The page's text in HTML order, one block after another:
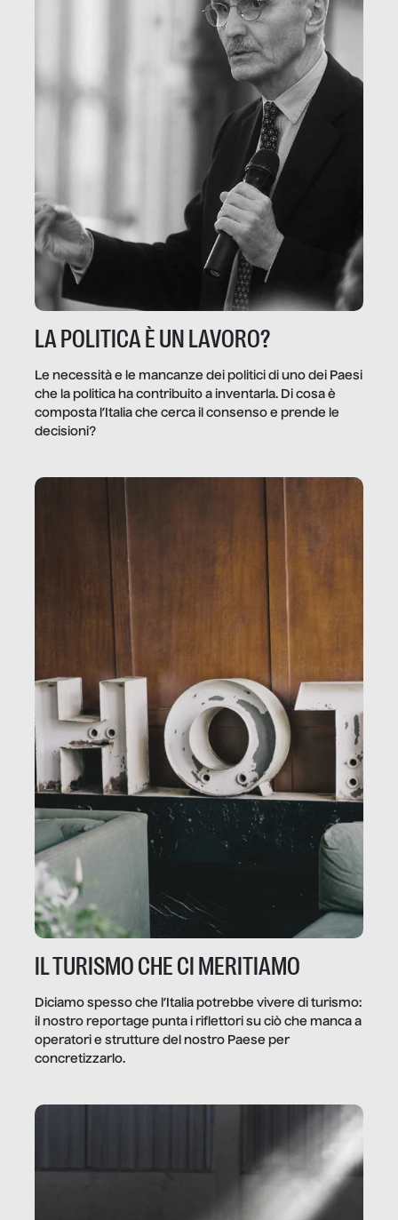
LA POLITICA È UN LAVORO?
Le necessità e le mancanze dei politici di uno dei Paesi
che la politica ha contribuito a inventarla. Di cosa è
composta l’Italia che cerca il consenso e prende le
decisioni?
IL TURISMO CHE CI MERITIAMO
Diciamo spesso che l’Italia potrebbe vivere di turismo:
il nostro reportage punta i riflettori su ciò che manca a
operatori e strutture del nostro Paese per
concretizzarlo.